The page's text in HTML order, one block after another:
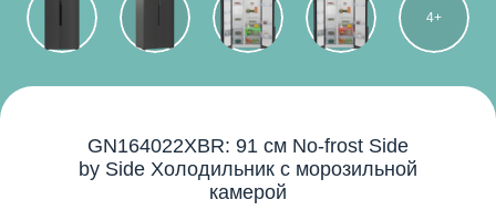
4
GN164022XBR: 91 см No-frost Side
by Side Холодильник с морозильной
камерой